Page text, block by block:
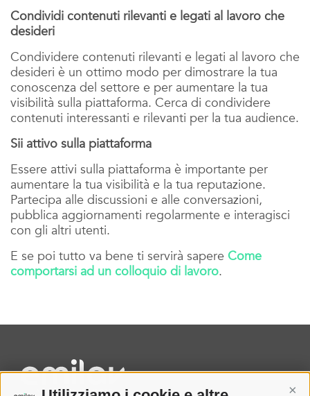
Condividi contenuti rilevanti e legati al lavoro che
desideri
Condividere contenuti rilevanti e legati al lavoro che
desideri è un ottimo modo per dimostrare la tua
conoscenza del settore e per aumentare la tua
visibilità sulla piattaforma. Cerca di condividere
contenuti interessanti e rilevanti per la tua audience.
Sii attivo sulla piattaforma
Essere attivi sulla piattaforma è importante per
aumentare la tua visibilità e la tua reputazione.
Partecipa alle discussioni e alle conversazioni,
pubblica aggiornamenti regolarmente e interagisci
con gli altri utenti.
E se poi tutto va bene ti servirà sapere Come
comportarsi ad un colloquio di lavoro.